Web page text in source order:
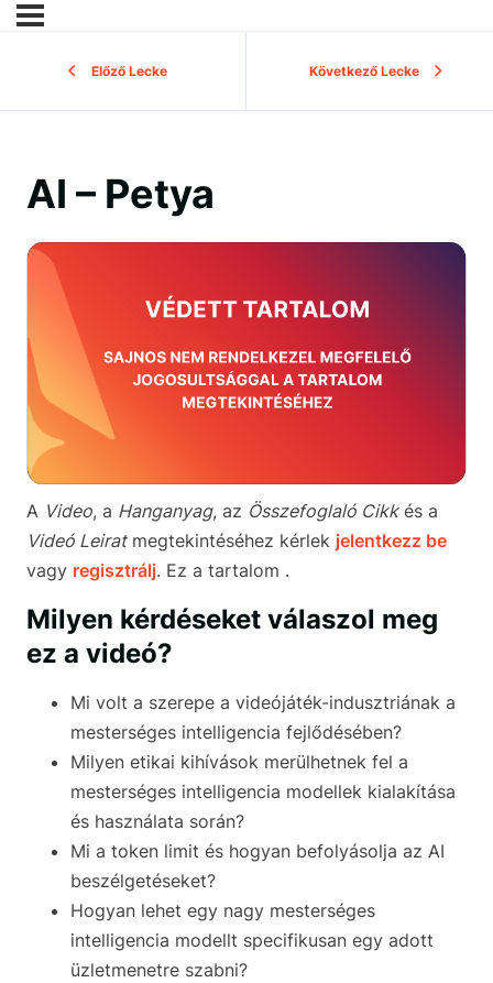
Előző Lecke Következő Lecke
AI – Petya
A Video, a Hanganyag, az Összefoglaló Cikkés a
Videó Leiratmegtekintéséhez kérlek jelentkezz be
vagy regisztrálj. Ez a tartalom .
Milyen kérdéseket válaszol meg
ez a videó?
Mi volt a szerepe a videójáték-indusztriának a
mesterséges intelligencia fejlődésében?
Milyen etikai kihívások merülhetnek fel a
mesterséges intelligencia modellek kialakítása
és használata során?
Mi a token limit és hogyan befolyásolja az AI
beszélgetéseket?
Hogyan lehet egy nagy mesterséges
intelligencia modellt specifikusan egy adott
üzletmenetre szabni?